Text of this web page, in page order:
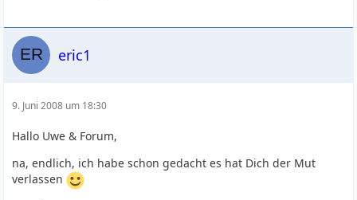
eric1
9. Juni 2008 um 18:30
Hallo Uwe & Forum,
na, endlich, ich habe schon gedacht es hat Dich der Mut
verlassen